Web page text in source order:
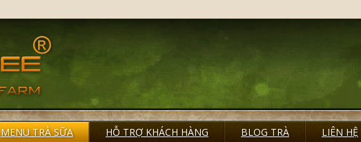
MENU TRÀ SỮA HỖ TRỢ KHÁCH HÀNG BLOG TRÀ LIÊN HỆ